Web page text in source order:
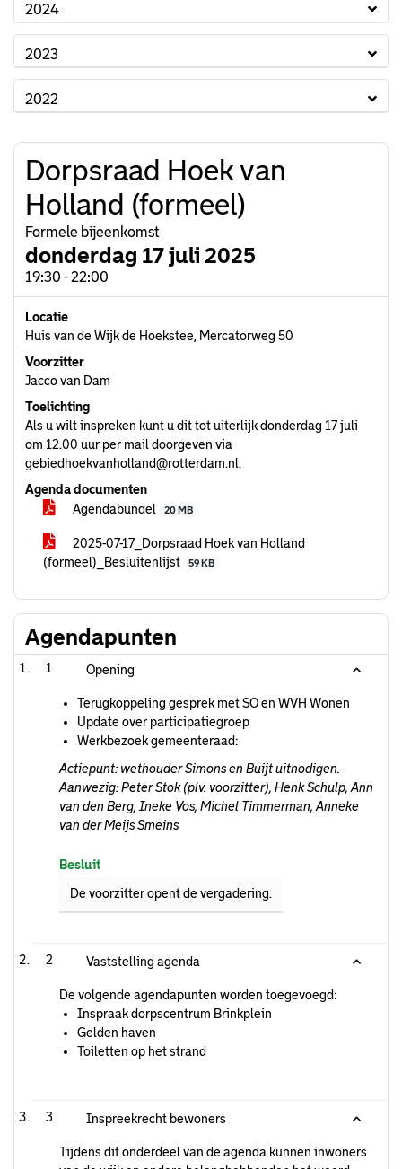
2024
2023
2022
Dorpsraad Hoek van
Holland (formeel)
Formele bijeenkomst
donderdag 17 juli 2025
19:30 - 22:00
Locatie
Huis van de Wijk de Hoekstee, Mercatorweg 50
Voorzitter
Jacco van Dam
Toelichting
Als u wilt inspreken kunt u dit tot uiterlijk donderdag 17 juli
om 12.00 uur per mail doorgeven via
gebiedhoekvanholland@rotterdam.nl.
Agenda documenten
Agendabundel
20 MB
2025-07-17_Dorpsraad Hoek van Holland
(formeel)_Besluitenlijst
59 KB
Agendapunten
1 Opening
Terugkoppeling gesprek met SO en WVH Wonen
Update over participatiegroep
Werkbezoek gemeenteraad:
Actiepunt: wethouder Simons en Buijt uitnodigen.
Aanwezig: Peter Stok (plv. voorzitter), Henk Schulp, Ann
van den Berg, Ineke Vos, Michel Timmerman, Anneke
van der Meijs Smeins
Besluit
De voorzitter opent de vergadering.
2 Vaststelling agenda
De volgende agendapunten worden toegevoegd:
Inspraak dorpscentrum Brinkplein
Gelden haven
Toiletten op het strand
3 Inspreekrecht bewoners
Tijdens dit onderdeel van de agenda kunnen inwoners